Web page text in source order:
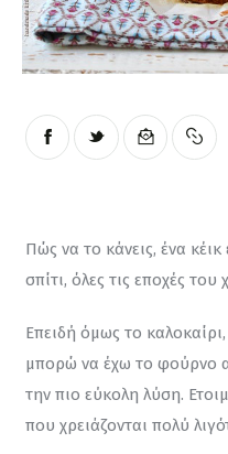
Πώς να το κάνεις, ένα
σπίτι, όλες τις εποχές του
Επειδή όμως το καλοκαίρι,
μπορώ να έχω το φούρνο
την πιο εύκολη λύση.
που χρειάζονται πολύ